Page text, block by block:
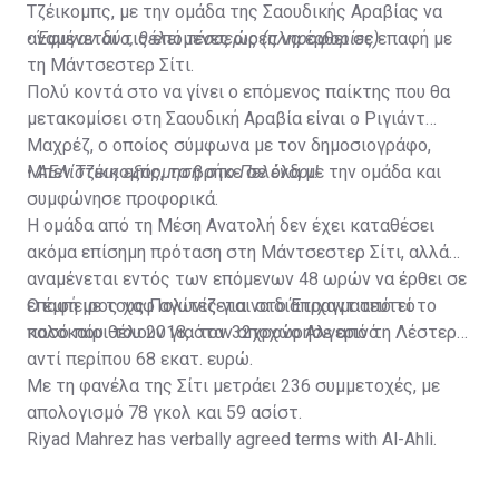
Τζέικομπς, με την ομάδα της Σαουδικής Αραβίας να
αναμένεται τις επόμενες ώρες να έρθει σε επαφή με
τη Μάντσεστερ Σίτι.
•Έφυγαν δύο, θέλει τέσσερις (πληροφορίες)
Πολύ κοντά στο να γίνει ο επόμενος παίκτης που θα
μετακομίσει στη Σαουδική Αραβία είναι ο Ριγιάντ
Μαχρέζ, ο οποίος σύμφωνα με τον δημοσιογράφο,
Μπεν Τζέικομπς, τα βρήκε σε όλα με την ομάδα και
συμφώνησε προφορικά.
•ΑΕΛίστικη εξόρμηση στο Πελένδρι!
Η ομάδα από τη Μέση Ανατολή δεν έχει καταθέσει
ακόμα επίσημη πρόταση στη Μάντσεστερ Σίτι, αλλά
αναμένεται εντός των επόμενων 48 ωρών να έρθει σε
επαφή με τους Πολίτες για να διαπραγματευτεί το
ποσό που θέλουν για τον 32χρονο Αλγερινό.
Ο έμπειρος χαφ αγωνίζεται στο Έτιχαντ από το
καλοκαίρι του 2018, όταν αποχώρησε από τη Λέστερ
αντί περίπου 68 εκατ. ευρώ.
Με τη φανέλα της Σίτι μετράει 236 συμμετοχές, με
απολογισμό 78 γκολ και 59 ασίστ.
Riyad Mahrez has verbally agreed terms with Al-Ahli.